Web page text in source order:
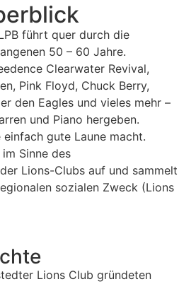
führt quer durch die
50 – 60 Jahre.
Clearwater Revival,
Pink Floyd, Chuck Berry,
den Eagles und vieles mehr –
und Piano hergeben.
gute Laune macht.
Sinne des
Lions-Clubs auf und sammelt
sozialen Zweck (Lions
Lions Club gründeten